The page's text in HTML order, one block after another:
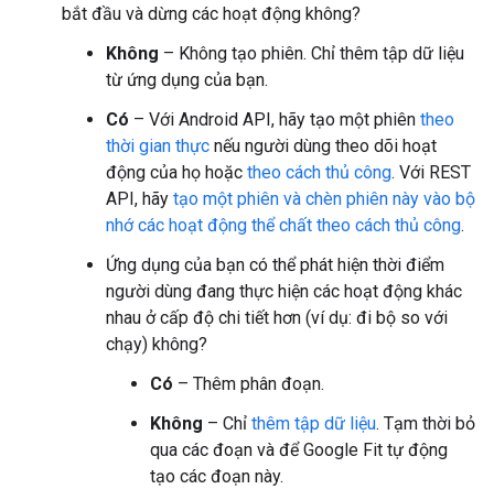
bắt đầu và dừng các hoạt động không?
Không – Không tạo phiên. Chỉ thêm tập dữ liệu
từ ứng dụng của bạn.
Có – Với Android API, hãy tạo một phiên theo
thời gian thực nếu người dùng theo dõi hoạt
động của họ hoặc theo cách thủ công. Với REST
API, hãy tạo một phiên và chèn phiên này vào bộ
nhớ các hoạt động thể chất theo cách thủ công.
Ứng dụng của bạn có thể phát hiện thời điểm
người dùng đang thực hiện các hoạt động khác
nhau ở cấp độ chi tiết hơn (ví dụ: đi bộ so với
chạy) không?
Có – Thêm phân đoạn.
Không – Chỉ thêm tập dữ liệu. Tạm thời bỏ
qua các đoạn và để Google Fit tự động
tạo các đoạn này.